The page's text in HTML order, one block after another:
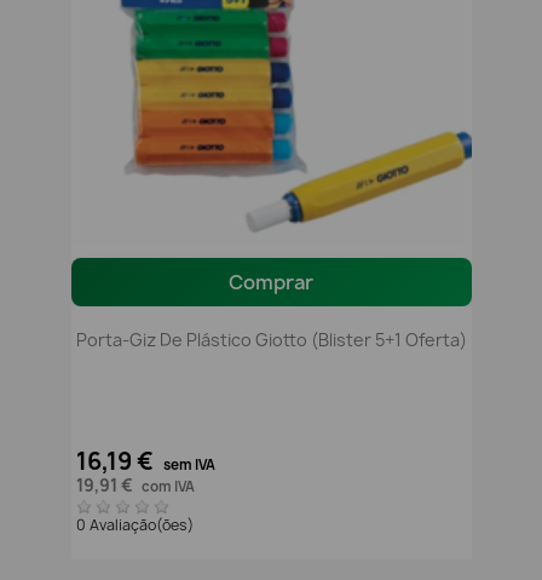
Comprar
Porta-Giz De Plástico Giotto (Blister 5+1 Oferta)
16,19 € sem IVA
19,91 € com IVA
0 Avaliação(ões)